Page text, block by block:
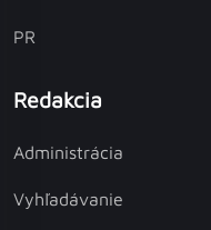
PR
Redakcia
Administrácia
Vyhľadávanie